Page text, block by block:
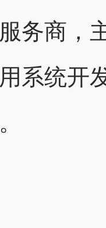
务商，
系统开